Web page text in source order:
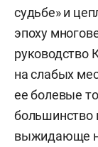
судьбе» и
эпоху
руководство
на слабых
ее болевые
большинство
выжидающе